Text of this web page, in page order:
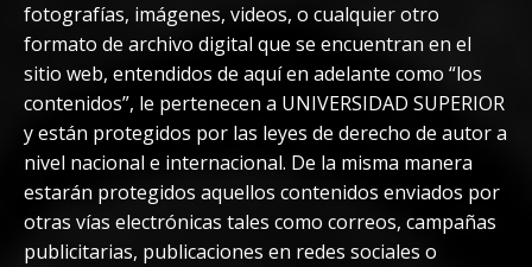
fotografías, imágenes, videos, o cualquier otro
formato de archivo digital que se encuentran en el
sitio web, entendidos de aquí en adelante como “los
contenidos”, le pertenecen a UNIVERSIDAD SUPERIOR
y están protegidos por las leyes de derecho de autor a
nivel nacional e internacional. De la misma manera
estarán protegidos aquellos contenidos enviados por
otras vías electrónicas tales como correos, campañas
publicitarias, publicaciones en redes sociales o